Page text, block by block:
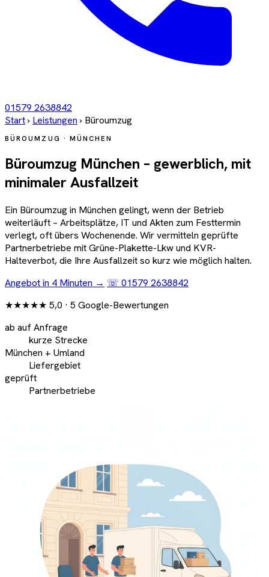
01579 2638842
Start› Leistungen › Büroumzug
BÜROUMZUG · MÜNCHEN
Büroumzug München – gewerblich, mit
minimaler Ausfallzeit
Ein Büroumzug in München gelingt, wenn der Betrieb
weiterläuft – Arbeitsplätze, IT und Akten zum Festtermin
verlegt, oft übers Wochenende. Wir vermitteln geprüfte
Partnerbetriebe mit Grüne-Plakette-Lkw und KVR-
Halteverbot, die Ihre Ausfallzeit so kurz wie möglich halten.
Angebot in 4 Minuten → ☏ 01579 2638842
★★★★★ 5,0 · 5 Google-Bewertungen
ab auf Anfrage
kurze Strecke
München + Umland
Liefergebiet
geprüft
Partnerbetriebe